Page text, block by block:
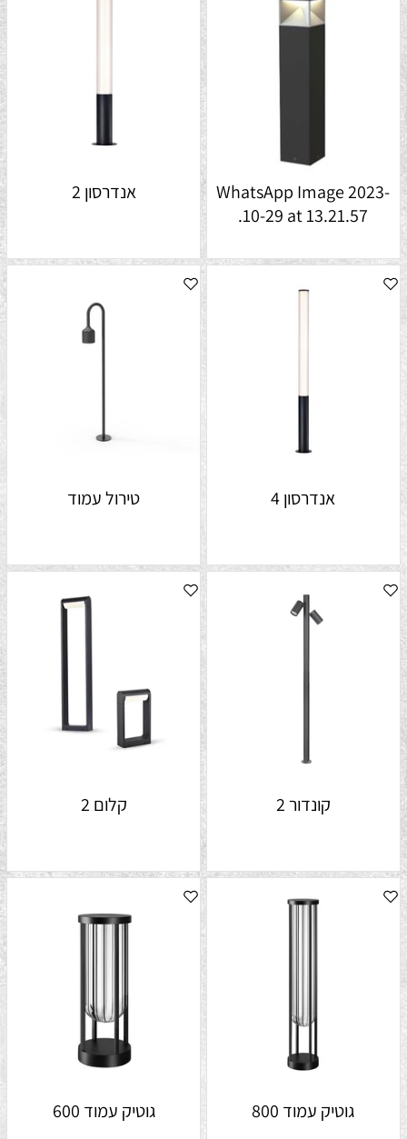
WhatsApp Image 2023-
10-29 at 13.21.57.
אנדרסון 2
אנדרסון 4 טירול עמוד
קונדור 2 קלום 2
גוטיק עמוד 800 גוטיק עמוד 600